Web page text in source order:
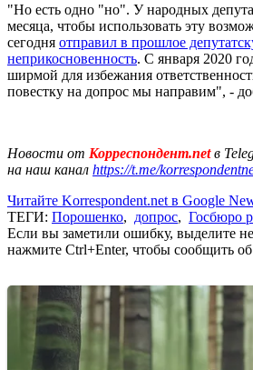
"Но есть одно "но". У народных
месяца, чтобы использовать эту
сегодня отправил в прошлое
неприкосновенность. С января 2020
ширмой для избежания
повестку на допрос мы направим", -
Новости от Корреспондент.netв
на наш канал https://t.me/
Читайте Korrespondent.net в Google
ТЕГИ: Порошенко, допрос, Госбюро
Если вы заметили ошибку, выделите
нажмите Ctrl+Enter, чтобы сообщить